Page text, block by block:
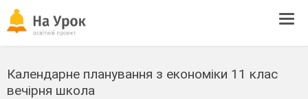
Календарне планування з економіки 11 клас
вечірня школа